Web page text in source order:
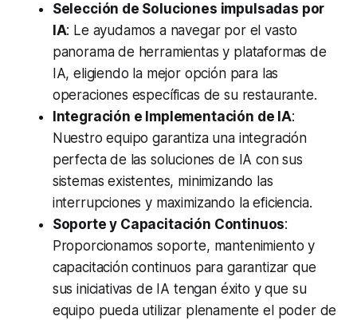
Selección de Soluciones impulsadas por
IA: Le ayudamos a navegar por el vasto
panorama de herramientas y plataformas de
IA, eligiendo la mejor opción para las
operaciones específicas de su restaurante.
Integración e Implementación de IA:
Nuestro equipo garantiza una integración
perfecta de las soluciones de IA con sus
sistemas existentes, minimizando las
interrupciones y maximizando la eficiencia.
Soporte y Capacitación Continuos:
Proporcionamos soporte, mantenimiento y
capacitación continuos para garantizar que
sus iniciativas de IA tengan éxito y que su
equipo pueda utilizar plenamente el poder de